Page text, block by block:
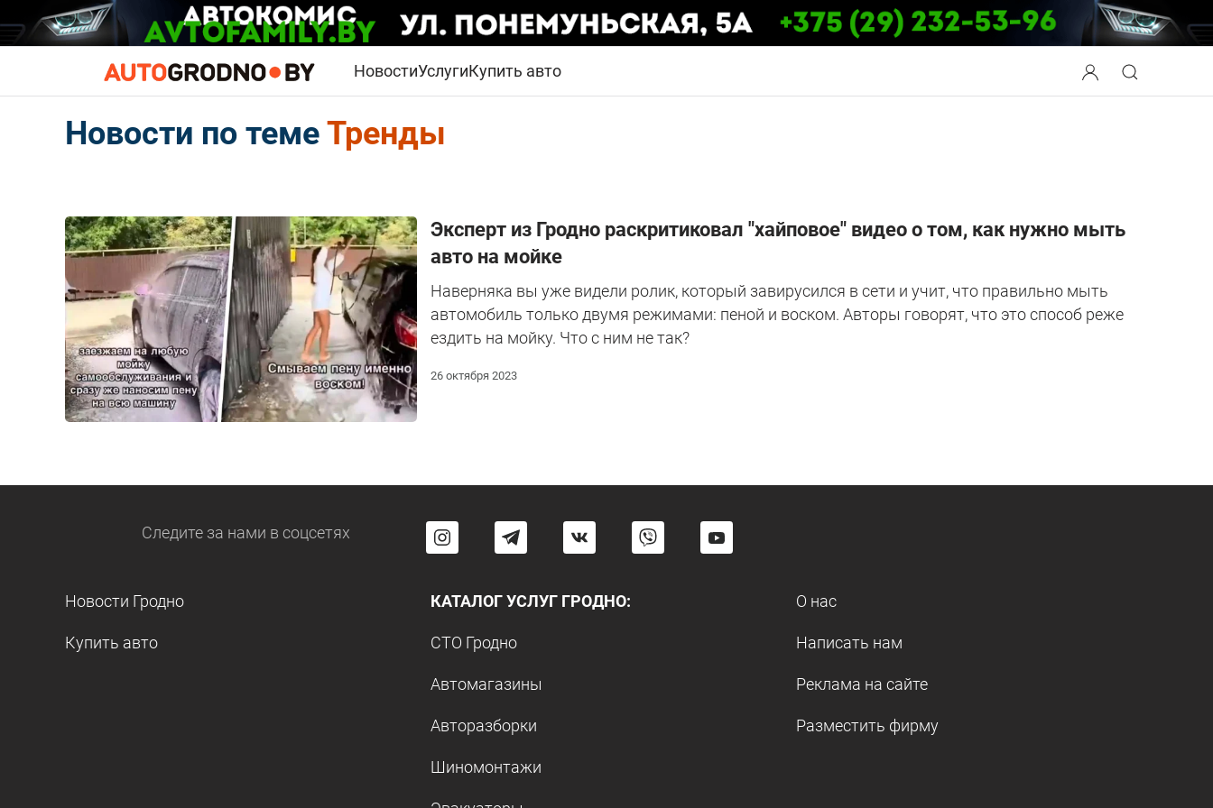
НовостиУслугиКупить авто
Новости по темеТренды
Эксперт из Гродно раскритиковал "хайповое" видео о том, как нужно мыть
авто на мойке
Наверняка вы уже видели ролик, который завирусился в сети и учит, что правильно мыть
автомобиль только двумя режимами: пеной и воском. Авторы говорят, что это способ реже
ездить на мойку. Что с ним не так?
26 октября 2023
Следите за нами в соцсетях
Новости Гродно
Купить авто
КАТАЛОГ УСЛУГ ГРОДНО:
СТО Гродно
Автомагазины
Авторазборки
Шиномонтажи
О нас
Написать нам
Реклама на сайте
Разместить фирму